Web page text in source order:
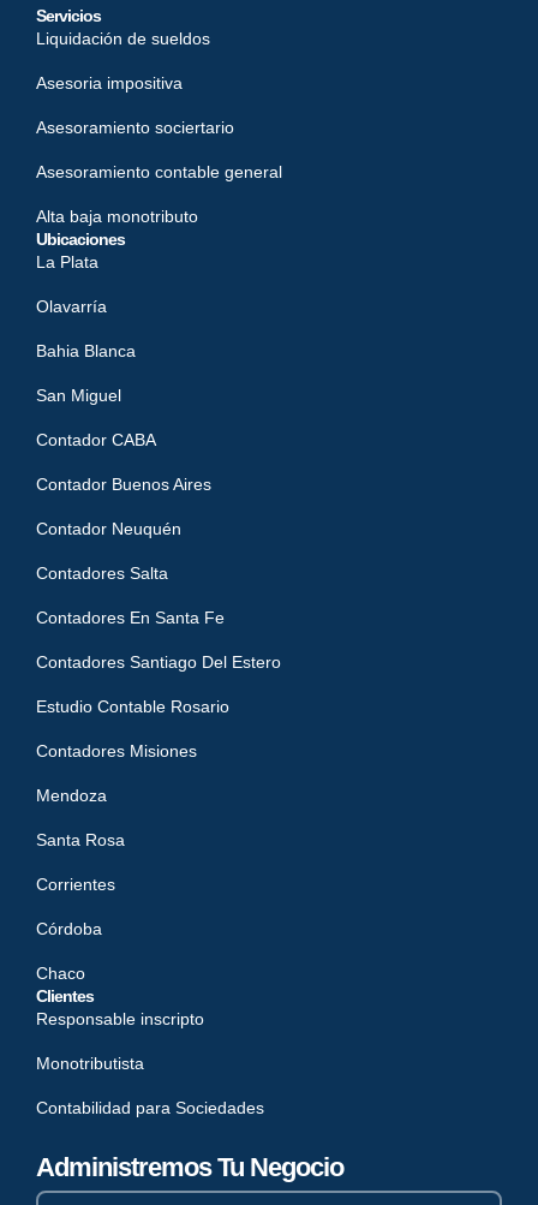
Administremos Tu Negocio
Servicios
Liquidación de sueldos
Asesoria impositiva
Asesoramiento sociertario
Asesoramiento contable general
Alta baja monotributo
Ubicaciones
La Plata
Olavarría
Bahia Blanca
San Miguel
Contador CABA
Contador Buenos Aires
Contador Neuquén
Contadores Salta
Contadores En Santa Fe
Contadores Santiago Del Estero
Estudio Contable Rosario
Contadores Misiones
Mendoza
Santa Rosa
Corrientes
Córdoba
Chaco
Clientes
Responsable inscripto
Monotributista
Contabilidad para Sociedades